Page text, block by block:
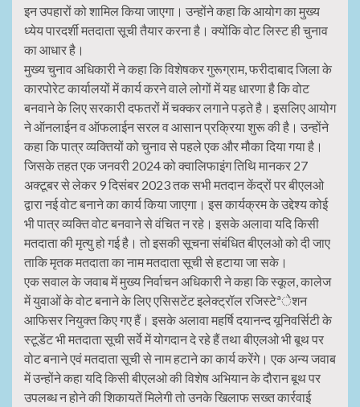
इन उपहारों को शामिल किया जाएगा। उन्होंने कहा कि आयोग का मुख्य
ध्येय पारदर्शी मतदाता सूची तैयार करना है। क्योंकि वोट लिस्ट ही चुनाव
का आधार है।
मुख्य चुनाव अधिकारी ने कहा कि विशेषकर गुरूग्राम, फरीदाबाद जिला के
कारपोरेट कार्यालयों में कार्य करने वाले लोगों में यह धारणा है कि वोट
बनवाने के लिए सरकारी दफतरों में चक्कर लगाने पड़ते है। इसलिए आयोग
ने ऑनलाईन व ऑफलाईन सरल व आसान प्रक्रिया शुरू की है। उन्होंने
कहा कि पात्र व्यक्तियों को चुनाव से पहले एक और मौका दिया गया है।
जिसके तहत एक जनवरी 2024 को क्वालिफाइंग तिथि मानकर 27
अक्टूबर से लेकर 9 दिसंबर 2023 तक सभी मतदान केंद्रों पर बीएलओ
द्वारा नई वोट बनाने का कार्य किया जाएगा। इस कार्यक्रम के उद्देश्य कोई
भी पात्र व्यक्ति वोट बनवाने से वंचित न रहे। इसके अलावा यदि किसी
मतदाता की मृत्यु हो गई है। तो इसकी सूचना संबंधित बीएलओ को दी जाए
ताकि मृतक मतदाता का नाम मतदाता सूची से हटाया जा सके।
एक सवाल के जवाब में मुख्य निर्वाचन अधिकारी ने कहा कि स्कूल, कालेज
में युवाओं के वोट बनाने के लिए एसिसटेंट इलेक्ट्रॉल रजिस्टेªेशन
आफिसर नियुक्त किए गए हैं। इसके अलावा महर्षि दयानन्द यूनिवर्सिटी के
स्टूडेंट भी मतदाता सूची सर्वे में योगदान दे रहे हैं तथा बीएलओ भी बूथ पर
वोट बनाने एवं मतदाता सूची से नाम हटाने का कार्य करेंगे। एक अन्य जवाब
में उन्होंने कहा यदि किसी बीएलओ की विशेष अभियान के दौरान बूथ पर
उपलब्ध न होने की शिकायतें मिलेगी तो उनके खिलाफ सख्त कार्रवाई